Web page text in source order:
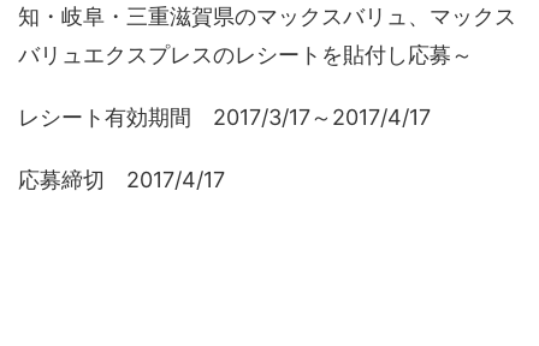
知・岐阜・三重滋賀県のマックスバリュ、マックス
バリュエクスプレスのレシートを貼付し応募～
レシート有効期間 2017/3/17～2017/4/17
応募締切 2017/4/17